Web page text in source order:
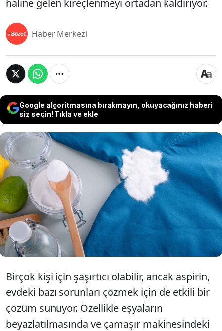
haline gelen kireçlenmeyi ortadan kaldırıyor.
Haber Merkezi
Google algoritmasına bırakmayın, okuyacağınız haberi
siz seçin! Tıkla ve ekle
Aspirin, sadece tedavi amaçlı kullanılan bir ilaç
olmanın ötesinde, ev işlerinde de etkili bir
yardımcıdır. Hem ucuz hem de çok yönlü olan bu
farmasötik madde, farklı alanlarda pratik
çözümler sunarak evde işlerinizi kolaylaştırabilir.
Çamaşır makinenin deterjan bölümüne
eklendiğinde ise her evde problem haline gelen
kireçlenmeyi ortadan kaldırıyor.
Birçok kişi için şaşırtıcı olabilir, ancak aspirin,
evdeki bazı sorunları çözmek için de etkili bir
çözüm sunuyor. Özellikle eşyaların
beyazlatılmasında ve çamaşır makinesindeki